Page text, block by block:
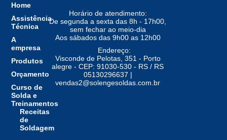
Home
Assistência
Técnica
A
empresa
Produtos
Orçamento
Curso de
Solda e
Treinamentos
Receitas
de
Soldagem
Horário de atendimento:
De segunda a sexta das 8h - 17h00,
sem fechar ao meio-dia
Aos sábados das 9h00 as 12h00
Endereço:
Visconde de Pelotas, 351 - Porto
alegre - CEP: 91030-530 - RS / RS
05130296637 |
vendas2@solengesoldas.com.br